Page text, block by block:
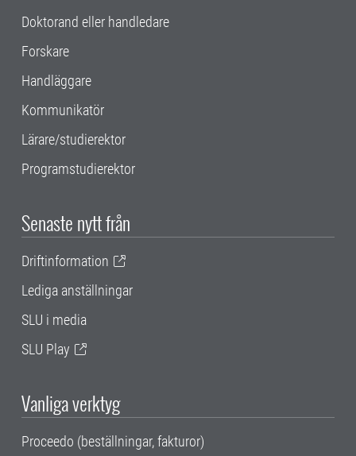
Doktorand eller handledare
Forskare
Handläggare
Kommunikatör
Lärare/studierektor
Programstudierektor
Senaste nytt från
Driftinformation
Lediga anställningar
SLU i media
SLU Play
Vanliga verktyg
Proceedo (beställningar, fakturor)